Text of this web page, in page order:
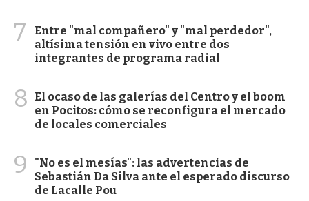
7
Entre "mal compañero" y "mal perdedor",
altísima tensión en vivo entre dos
integrantes de programa radial
8
El ocaso de las galerías del Centro y el boom
en Pocitos: cómo se reconfigura el mercado
de locales comerciales
9
"No es el mesías": las advertencias de
Sebastián Da Silva ante el esperado discurso
de Lacalle Pou